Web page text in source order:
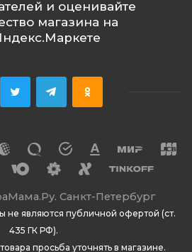
Санкт-Петербург
не являются публичной офертой (ст.
435 ГК РФ).
просьба уточнять в магазине.